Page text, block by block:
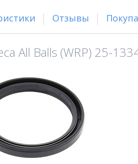
Отзывы
All Balls (WRP) 25-